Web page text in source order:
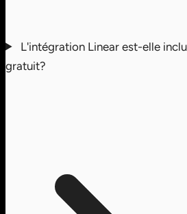
L'intégration Linear est-elle
gratuit?